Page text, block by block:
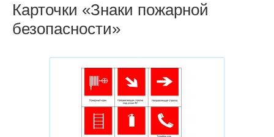
Карточки «Знаки пожарной
безопасности»